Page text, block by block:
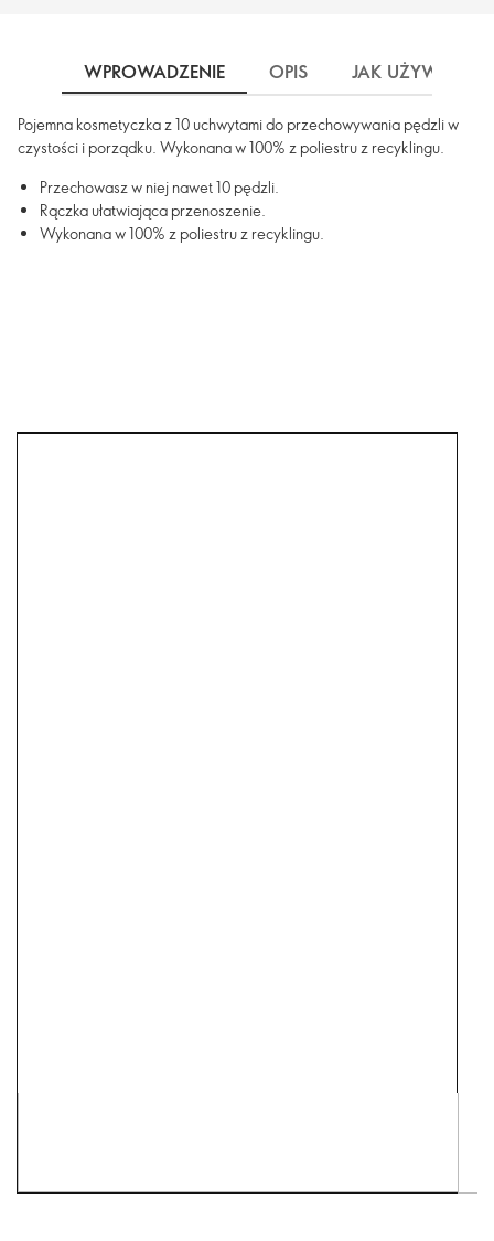
WPROWADZENIE OPIS JAK UŻYWAĆ
Pojemna kosmetyczka z 10 uchwytami do przechowywania pędzli w
czystości i porządku. Wykonana w 100% z poliestru z recyklingu.
Przechowasz w niej nawet 10 pędzli.
Rączka ułatwiająca przenoszenie.
Wykonana w 100% z poliestru z recyklingu.